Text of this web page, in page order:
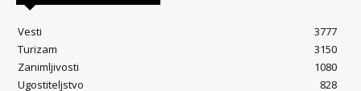
Vesti
3777
Turizam
3150
Zanimljivosti
1080
Ugostiteljstvo
828